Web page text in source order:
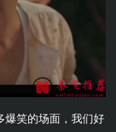
爆笑的场面，我们好